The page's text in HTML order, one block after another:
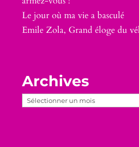
Le jour où ma vie a basculé
Emile Zola, Grand éloge du
Archives
Archives